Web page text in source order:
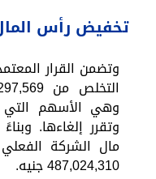
تخفيض رأس
وتضمن القرار
وهي الأسهم
وتقرر إلغاءها.
مال الشركة
487,024,310 جنيه.